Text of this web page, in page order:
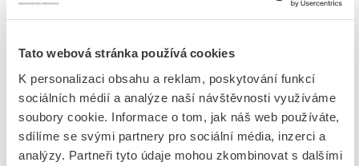
Tato webová stránka používá cookies
K personalizaci obsahu a reklam, poskytování funkcí
sociálních médií a analýze naší návštěvnosti využíváme
soubory cookie. Informace o tom, jak náš web používáte,
sdílíme se svými partnery pro sociální média, inzerci a
analýzy. Partneři tyto údaje mohou zkombinovat s dalšími
Kód výrobce
375100000
Cena s DPH 43,05 Kč/ks
ks do košíku